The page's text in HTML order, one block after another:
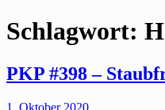
Schlagwort:
PKP #398 –
1. Oktober 2020